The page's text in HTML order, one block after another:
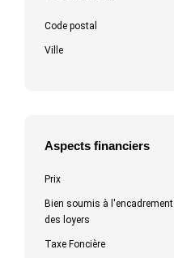
Code postal
Ville
Aspects financiers
Prix
Bien soumis à l'encadrement
des loyers
Taxe Foncière